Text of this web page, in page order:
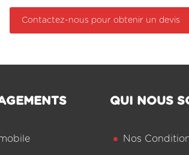
Contactez-nous pour obtenir un devis
QUI NOUS
Nos